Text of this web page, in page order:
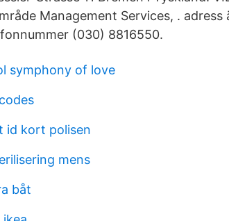
Management Services, .
(030) 8816550.
symphony of love
id kort polisen
mens
båt